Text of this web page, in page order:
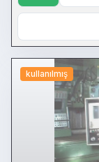
kullanılmış